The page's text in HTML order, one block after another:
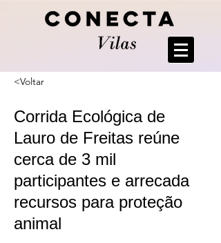
<Voltar
Corrida Ecológica de
Lauro de Freitas reúne
cerca de 3 mil
participantes e arrecada
recursos para proteção
animal